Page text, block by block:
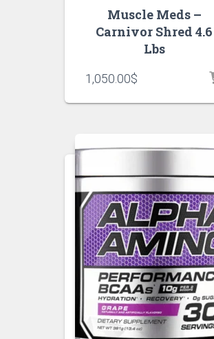
Muscle Meds –
Carnivor Shred 4.6
Lbs
1,050.00$